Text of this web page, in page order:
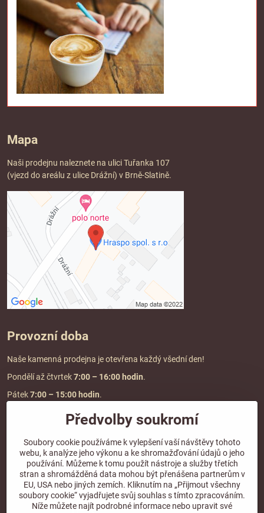
Mapa
Naši prodejnu naleznete na ulici Tuřanka 107
(vjezd do areálu z ulice Drážní) v Brně-Slatině.
Provozní doba
Naše kamenná prodejna je otevřena každý všední den!
Pondělí až čtvrtek7:00 – 16:00 hodin.
Pátek7:00 – 15:00 hodin.
Doprava a platba
DOPRAVA ZDARMA
při objednávce nad2000 Kč vč. DPH.
*Nevztahuje se na paletovou přepravu.
Předvolby soukromí
Soubory cookie používáme k vylepšení vaší návštěvy tohoto
webu, k analýze jeho výkonu a ke shromažďování údajů o jeho
používání. Můžeme k tomu použít nástroje a služby třetích
stran a shromážděná data mohou být přenášena partnerům v
EU, USA nebo jiných zemích. Kliknutím na „Přijmout všechny
soubory cookie“ vyjadřujete svůj souhlas s tímto zpracováním.
Níže můžete najít podrobné informace nebo upravit své